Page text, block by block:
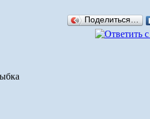
Поделиться…